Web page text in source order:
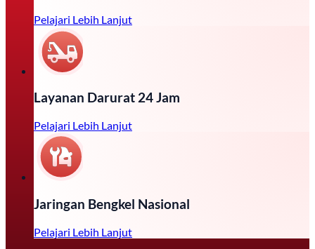
Pelajari Lebih Lanjut
Layanan Darurat 24 Jam
Pelajari Lebih Lanjut
Jaringan Bengkel Nasional
Pelajari Lebih Lanjut